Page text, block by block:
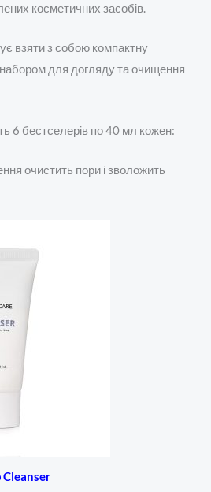
косметичних засобів.
взяти з собою компактну
для догляду та очищення
6 бестселерів по 40 мл кожен:
очистить пори і зволожить